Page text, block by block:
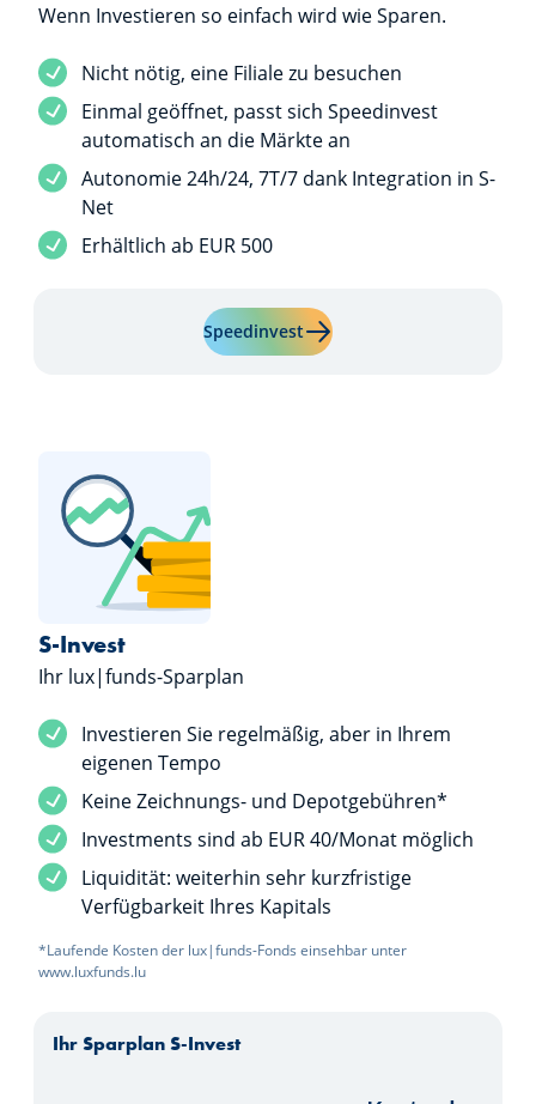
Wenn Investieren so einfach wird wie Sparen.
Dienstleistung inbegriffen
Nicht nötig, eine Filiale zu besuchen
Dienstleistung inbegriffen
Einmal geöffnet, passt sich Speedinvest
automatisch an die Märkte an
Dienstleistung inbegriffen
Autonomie 24h/24, 7T/7 dank Integration in S-
Net
Dienstleistung inbegriffen
Erhältlich ab EUR 500
SpeedinvestMehr erfahren über
S-Invest
Ihr lux|funds-Sparplan
Dienstleistung inbegriffen
Investieren Sie regelmäßig, aber in Ihrem
eigenen Tempo
Dienstleistung inbegriffen
Keine Zeichnungs- und Depotgebühren*
Dienstleistung inbegriffen
Investments sind ab EUR 40/Monat möglich
Dienstleistung inbegriffen
Liquidität: weiterhin sehr kurzfristige
Verfügbarkeit Ihres Kapitals
*Laufende Kosten der lux|funds-Fonds einsehbar unter
www.luxfunds.lu
Ihr Sparplan S-Invest